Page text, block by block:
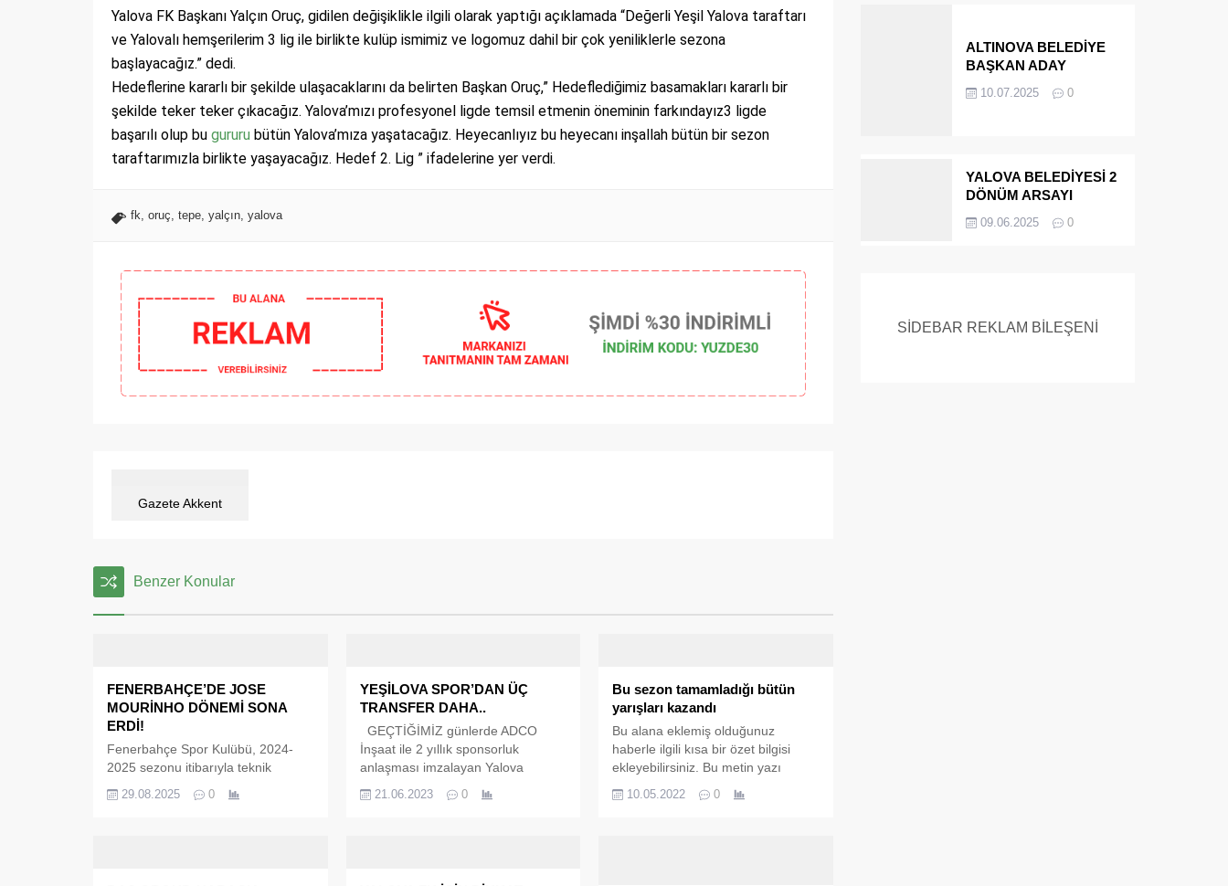
Yalova FK Başkanı Yalçın Oruç, gidilen değişiklikle ilgili olarak yaptığı açıklamada “Değerli Yeşil Yalova taraftarı
ve Yalovalı hemşerilerim 3 lig ile birlikte kulüp ismimiz ve logomuz dahil bir çok yeniliklerle sezona
başlayacağız.” dedi.
Hedeflerine kararlı bir şekilde ulaşacaklarını da belirten Başkan Oruç,” Hedeflediğimiz basamakları kararlı bir
şekilde teker teker çıkacağız. Yalova’mızı profesyonel ligde temsil etmenin öneminin farkındayız3 ligde
başarılı olup bu gururu bütün Yalova’mıza yaşatacağız. Heyecanlıyız bu heyecanı inşallah bütün bir sezon
taraftarımızla birlikte yaşayacağız. Hedef 2. Lig ” ifadelerine yer verdi.
fk oruç tepe yalçın yalova
Gazete Akkent
Benzer Konular
FENERBAHÇE’DE JOSE
MOURİNHO DÖNEMİ SONA
ERDİ!
Fenerbahçe Spor Kulübü, 2024-
2025 sezonu itibarıyla teknik
Mourinho ile yolların ayrıldığını
29.08.2025 0
YEŞİLOVA SPOR’DAN ÜÇ
TRANSFER DAHA..
GEÇTİĞİMİZ günlerde ADCO
İnşaat ile 2 yıllık sponsorluk
anlaşması imzalayan Yalova
birden açıkladı. Bölgesel Amatör
21.06.2023 0
Bu sezon tamamladığı bütün
yarışları kazandı
Bu alana eklemiş olduğunuz
haberle ilgili kısa bir özet bilgisi
ekleyebilirsiniz. Bu metin yazı
bölümünden eklenebilir. Özet
10.05.2022 0
ALTINOVA BELEDİYE
BAŞKAN ADAY
MÜEBBET ALDI FİRAR
10.07.2025 0
YALOVA BELEDİYESİ 2
DÖNÜM ARSAYI
09.06.2025 0
SİDEBAR REKLAM BİLEŞENİ